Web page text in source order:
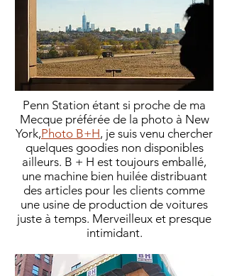
Penn Station étant si proche de ma
Mecque préférée de la photo à New
York,Photo B+H, je suis venu chercher
quelques goodies non disponibles
ailleurs. B + H est toujours emballé,
une machine bien huilée distribuant
des articles pour les clients comme
une usine de production de voitures
juste à temps. Merveilleux et presque
intimidant.